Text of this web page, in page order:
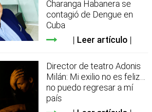
Charanga Habanera se
contagió de Dengue en
Cuba
Leer artículo
Director de teatro Adonis
Milán: Mi exilio no es feliz…
no puedo regresar a mí
país